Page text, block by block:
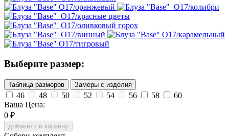
Выберите размер:
Таблица размеров Замеры с изделия
46 48 50 52 54 56 58
60
Ваша Цена:
0 ₽
добавить в корзину